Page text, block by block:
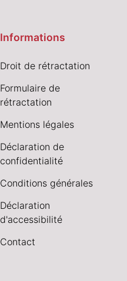
Informations
Droit de rétractation
Formulaire de
rétractation
Mentions légales
Déclaration de
confidentialité
Conditions générales
Déclaration
d'accessibilité
Contact